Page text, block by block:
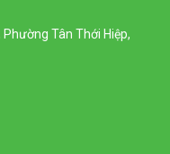
Tân Thới Hiệp,